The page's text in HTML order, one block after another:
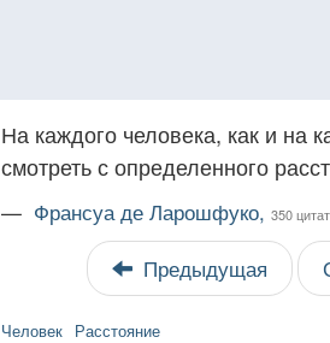
На каждого человека, как и на
смотреть с определенного
— Франсуа де Ларошфуко, 350 цитат
Предыдущая
Человек Расстояние